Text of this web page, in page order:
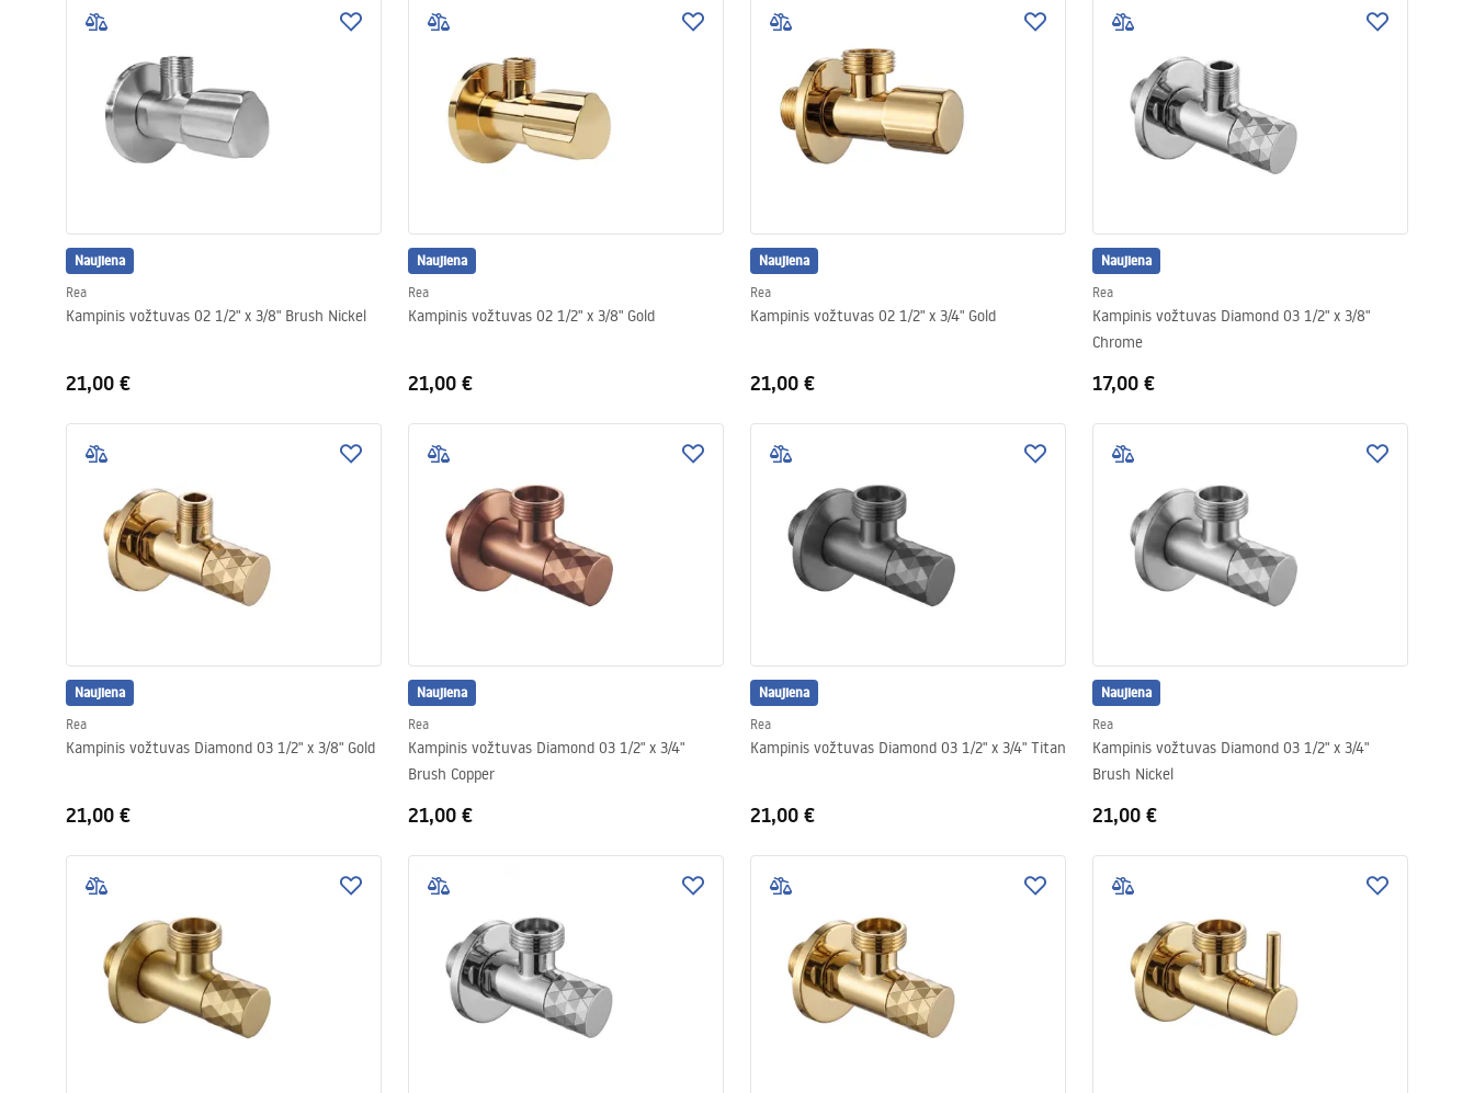
Naujiena
Rea
Kampinis vožtuvas 02 1/2" x 3/8" Brush Nickel
21,00 €
Naujiena
Rea
Kampinis vožtuvas 02 1/2" x 3/8" Gold
21,00 €
Naujiena
Rea
Kampinis vožtuvas 02 1/2" x 3/4" Gold
21,00 €
Naujiena
Rea
Kampinis vožtuvas Diamond 03 1/2" x 3/8"
Chrome
17,00 €
Naujiena
Rea
Kampinis vožtuvas Diamond 03 1/2" x 3/8" Gold
21,00 €
Naujiena
Rea
Kampinis vožtuvas Diamond 03 1/2" x 3/4"
Brush Copper
21,00 €
Naujiena
Rea
Kampinis vožtuvas Diamond 03 1/2" x 3/4" Titan
21,00 €
Naujiena
Rea
Kampinis vožtuvas Diamond 03 1/2" x 3/4"
Brush Nickel
21,00 €